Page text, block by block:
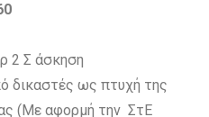
2 Σ άσκηση
δικαστές ως πτυχή της
(Με αφορμή την ΣτΕ